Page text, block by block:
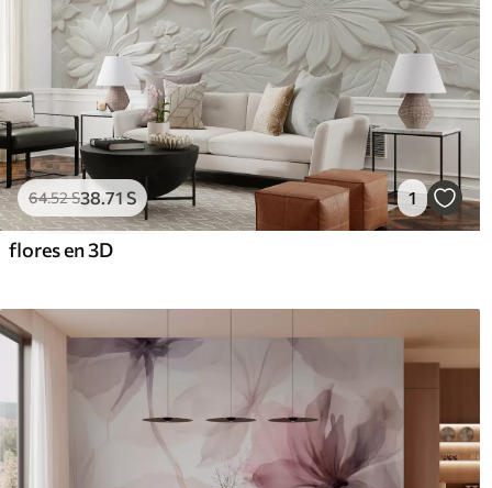
64.52S38.71 S 1
flores en 3D